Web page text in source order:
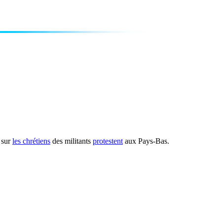
les chrétiens des militants protestent aux Pays-Bas.